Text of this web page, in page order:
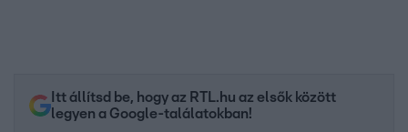
Itt állítsd be, hogy az RTL.hu az elsők között
legyen a Google-találatokban!